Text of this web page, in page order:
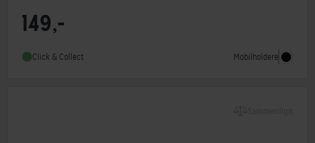
149,-
Click & Collect Mobilholdere